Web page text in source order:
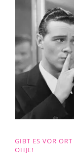
GIBT ES VOR
OHJE!